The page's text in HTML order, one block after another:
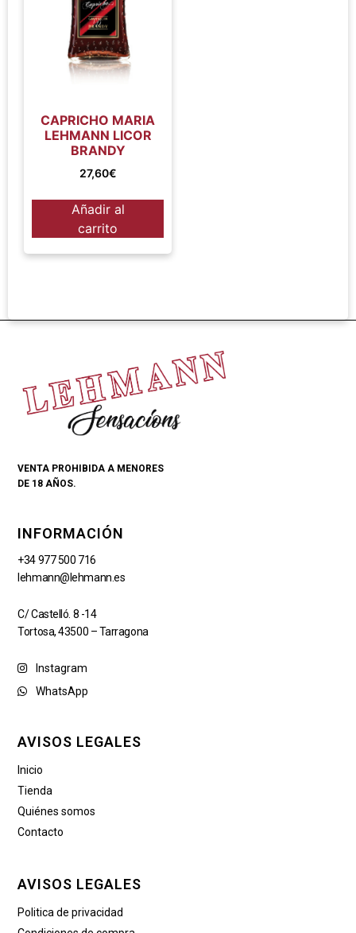
CAPRICHO MARIA
LEHMANN LICOR
BRANDY
27,60€
Añadir al
carrito
VENTA PROHIBIDA A MENORES
DE 18 AÑOS.
INFORMACIÓN
+34 977 500 716
lehmann@lehmann.es
C/ Castelló. 8 -14
Tortosa, 43500 – Tarragona
Instagram
WhatsApp
AVISOS LEGALES
Inicio
Tienda
Quiénes somos
Contacto
AVISOS LEGALES
Politica de privacidad